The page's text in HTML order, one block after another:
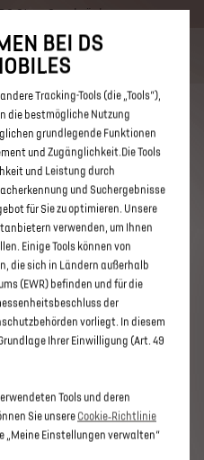
Store Saarbrücken
für E-Autos und Plug-In-
erfahren >>
ALLE DS 7 E-
VON DS
BEI DS
Tracking-Tools (die „Tools“),
die bestmögliche Nutzung
grundlegende Funktionen
und Zugänglichkeit.Die Tools
und Leistung durch
und Suchergebnisse
für Sie zu optimieren. Unsere
verwenden, um Ihnen
Einige Tools können von
die sich in Ländern außerhalb
(EWR) befinden und für die
der
vorliegt. In diesem
Ihrer Einwilligung (Art. 49
Tools und deren
Sie unsere Cookie‑Richtlinie
„Meine Einstellungen verwalten“